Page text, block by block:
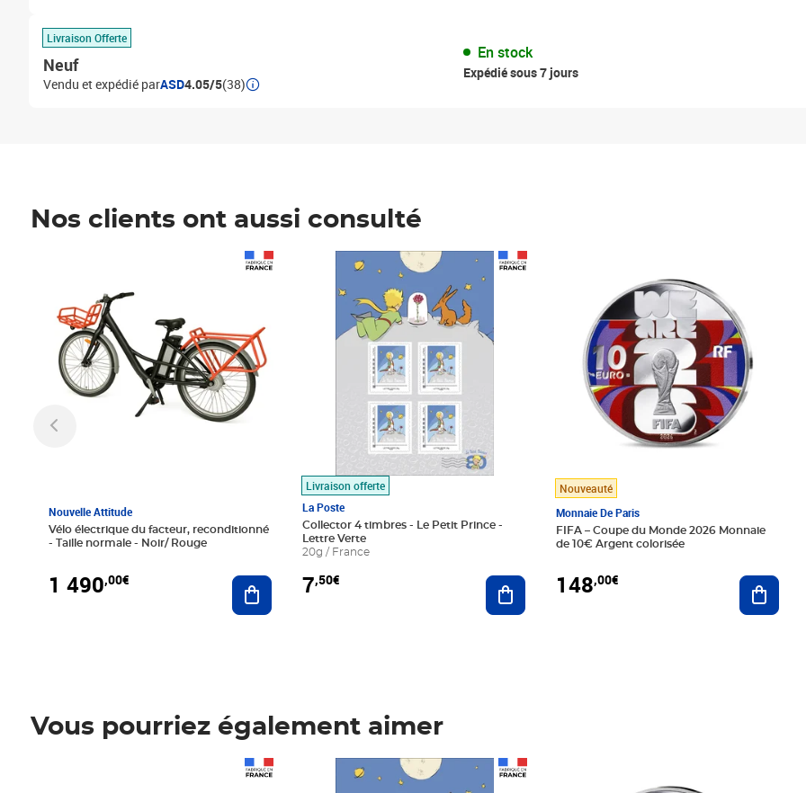
Livraison Offerte
Neuf
Vendu et expédié parASD4.05/5(38)
En stock
Expédié sous 7 jours
Nos clients ont aussi consulté
Nouvelle Attitude
Vélo électrique du facteur, reconditionné
- Taille normale - Noir/ Rouge
1 490,00€ Ajouter au panier
Livraison offerte
La Poste
Collector 4 timbres - Le Petit Prince -
Lettre Verte
20g / France
7,50€
Prix 7,50€
Ajouter au panier
Nouveauté
Monnaie De Paris
FIFA – Coupe du Monde 2026 Monnaie
de 10€ Argent colorisée
148,00€
Vous pourriez également aimer
Prix 7,50€